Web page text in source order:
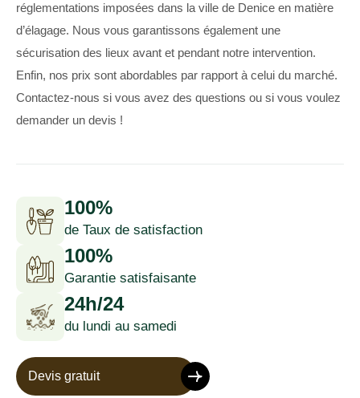
réglementations imposées dans la ville de Denice en matière
d’élagage. Nous vous garantissons également une
sécurisation des lieux avant et pendant notre intervention.
Enfin, nos prix sont abordables par rapport à celui du marché.
Contactez-nous si vous avez des questions ou si vous voulez
demander un devis !
100%
de Taux de satisfaction
100%
Garantie satisfaisante
24h/24
du lundi au samedi
Devis gratuit